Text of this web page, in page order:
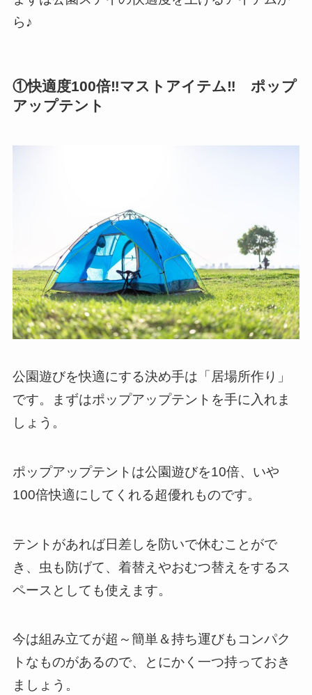
ら♪
①快適度100倍‼マストアイテム‼ ポップ
アップテント
公園遊びを快適にする決め手は「居場所作り」
です。まずはポップアップテントを手に入れま
しょう。
ポップアップテントは公園遊びを10倍、いや
100倍快適にしてくれる超優れものです。
テントがあれば日差しを防いで休むことがで
き、虫も防げて、着替えやおむつ替えをするス
ペースとしても使えます。
今は組み立てが超～簡単＆持ち運びもコンパク
トなものがあるので、とにかく一つ持っておき
ましょう。